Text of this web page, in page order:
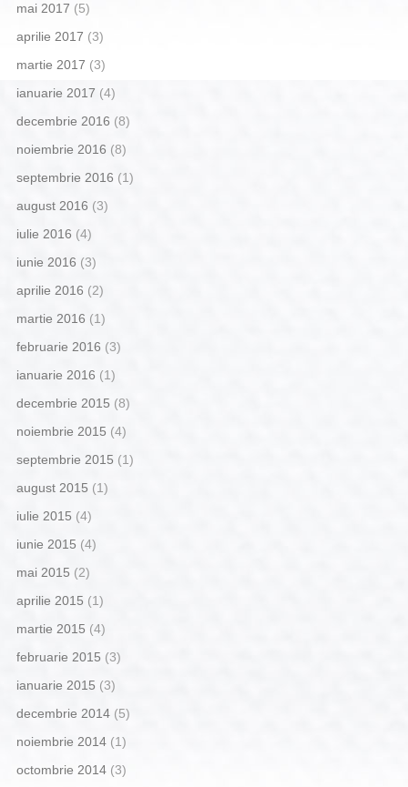
mai 2017 (5)
aprilie 2017 (3)
martie 2017 (3)
ianuarie 2017 (4)
decembrie 2016 (8)
noiembrie 2016 (8)
septembrie 2016 (1)
august 2016 (3)
iulie 2016 (4)
iunie 2016 (3)
aprilie 2016 (2)
martie 2016 (1)
februarie 2016 (3)
ianuarie 2016 (1)
decembrie 2015 (8)
noiembrie 2015 (4)
septembrie 2015 (1)
august 2015 (1)
iulie 2015 (4)
iunie 2015 (4)
mai 2015 (2)
aprilie 2015 (1)
martie 2015 (4)
februarie 2015 (3)
ianuarie 2015 (3)
decembrie 2014(5)
noiembrie 2014(1)
octombrie 2014(3)